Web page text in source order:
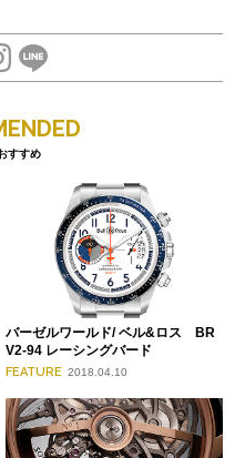
すすめ
バーゼルワールド/ ベル&ロス BR
V2-94 レーシングバード
FEATURE 2018.04.10